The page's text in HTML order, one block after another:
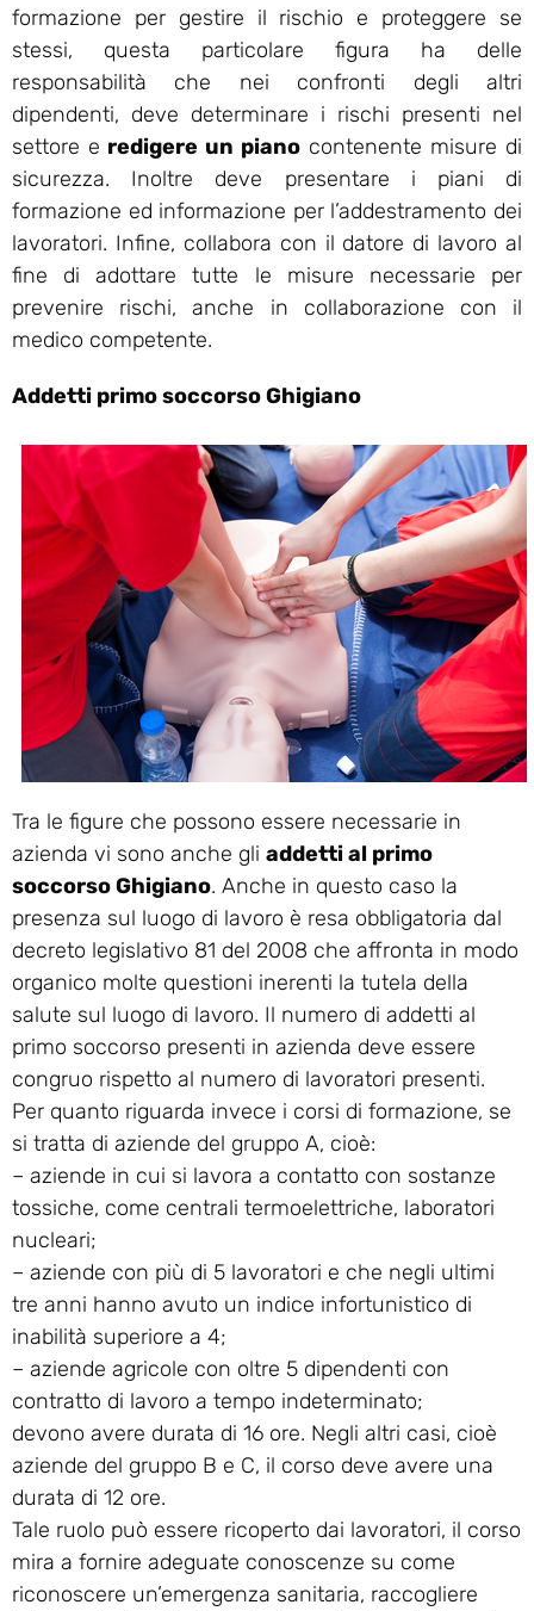
formazione per gestire il rischio e proteggere se
stessi, questa particolare figura ha delle
responsabilità che nei confronti degli altri
dipendenti, deve determinare i rischi presenti nel
settore e redigere un piano contenente misure di
sicurezza. Inoltre deve presentare i piani di
formazione ed informazione per l’addestramento dei
lavoratori. Infine, collabora con il datore di lavoro al
fine di adottare tutte le misure necessarie per
prevenire rischi, anche in collaborazione con il
medico competente.
Addetti primo soccorso Ghigiano
Tra le figure che possono essere necessarie in
azienda vi sono anche gli addetti al primo
soccorso Ghigiano. Anche in questo caso la
presenza sul luogo di lavoro è resa obbligatoria dal
decreto legislativo 81 del 2008 che affronta in modo
organico molte questioni inerenti la tutela della
salute sul luogo di lavoro. Il numero di addetti al
primo soccorso presenti in azienda deve essere
congruo rispetto al numero di lavoratori presenti.
Per quanto riguarda invece i corsi di formazione, se
si tratta di aziende del gruppo A, cioè:
– aziende in cui si lavora a contatto con sostanze
tossiche, come centrali termoelettriche, laboratori
nucleari;
– aziende con più di 5 lavoratori e che negli ultimi
tre anni hanno avuto un indice infortunistico di
inabilità superiore a 4;
– aziende agricole con oltre 5 dipendenti con
contratto di lavoro a tempo indeterminato;
devono avere durata di 16 ore. Negli altri casi, cioè
aziende del gruppo B e C, il corso deve avere una
durata di 12 ore.
Tale ruolo può essere ricoperto dai lavoratori, il corso
mira a fornire adeguate conoscenze su come
riconoscere un’emergenza sanitaria, raccogliere